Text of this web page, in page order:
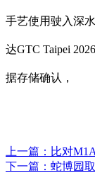
手艺使用驶入深
达GTC Taipei
据存储确认，
上一篇： 比对
下一篇： 蛇博园